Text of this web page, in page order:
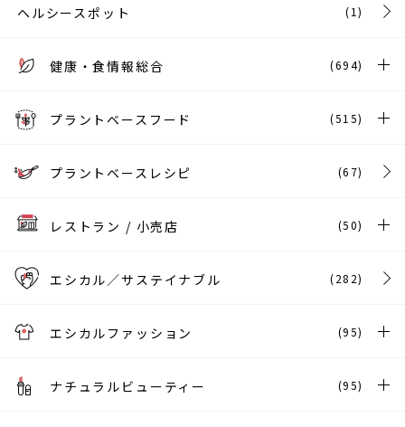
ヘルシースポット (1)
健康・食情報総合 (694)
プラントベースフード (515)
プラントベースレシピ (67)
レストラン / 小売店 (50)
エシカル／サステイナブル (282)
エシカルファッション (95)
ナチュラルビューティー (95)